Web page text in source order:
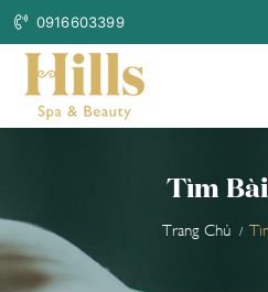
0916603399
Tìm
Trang Chủ